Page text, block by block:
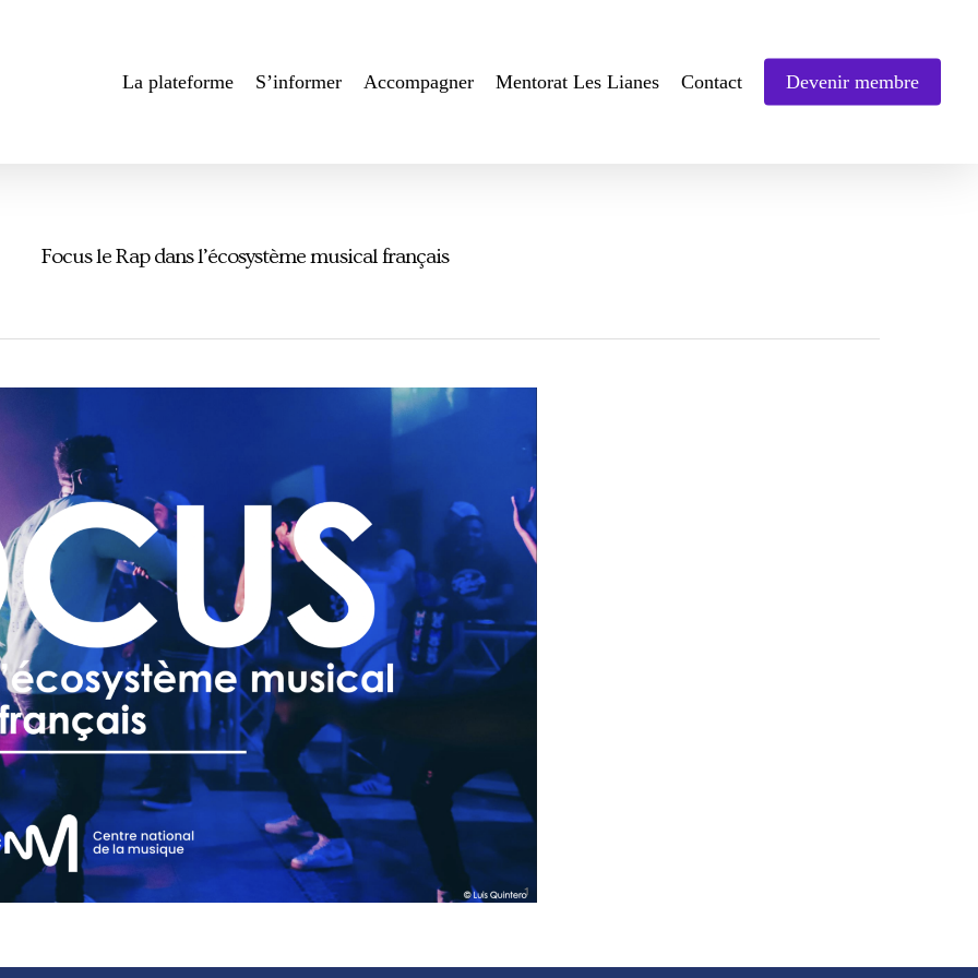
La plateforme S’informer Accompagner Mentorat Les Lianes Contact Devenir membre
Focus le Rap dans l’écosystème musical français